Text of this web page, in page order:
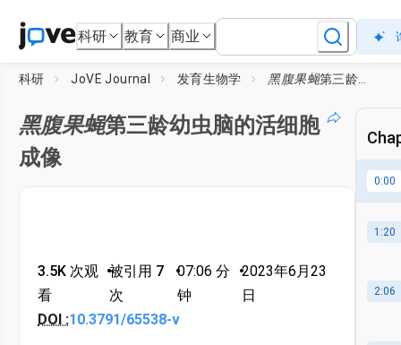
科研 教育 商业
科研 JoVE Journal 发育生物学 黑腹果蝇第三龄幼虫脑的活细胞成像
黑腹果蝇第三龄幼虫脑的活细胞
成像
3.5K 次观
看
•被引用 7
次
•07:06 分
钟
•2023年6月23
日
DOI :10.3791/65538-v
0:00
1:20
2:06